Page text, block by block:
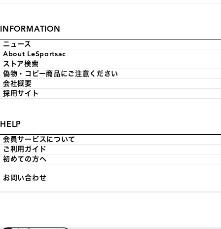
INFORMATION
ニュース
About LeSportsac
ストア検索
偽物・コピー商品にご注意ください
会社概要
採用サイト
HELP
会員サービスについて
ご利用ガイド
初めての方へ
お問い合わせ